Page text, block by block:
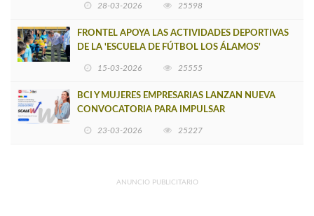
28-03-2026 25598
FRONTEL APOYA LAS ACTIVIDADES DEPORTIVAS
DE LA 'ESCUELA DE FÚTBOL LOS ÁLAMOS'
15-03-2026 25555
BCI Y MUJERES EMPRESARIAS LANZAN NUEVA
CONVOCATORIA PARA IMPULSAR
23-03-2026 25227
ANUNCIO PUBLICITARIO